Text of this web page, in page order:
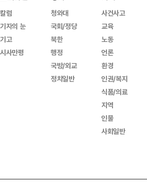
칼럼
기자의 눈
기고
시사만평
청와대
국회/정당
북한
행정
국방/외교
정치일반
사건사고
교육
노동
언론
환경
인권/복지
식품/의료
지역
인물
사회일반